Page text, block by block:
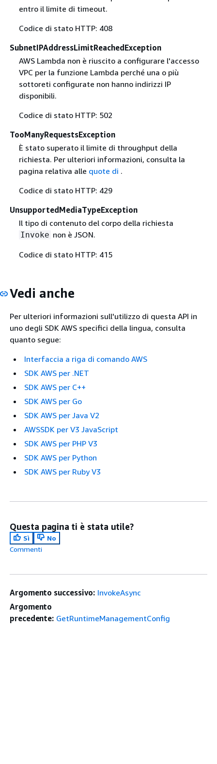
entro il limite di timeout.
Codice di stato HTTP: 408
SubnetIPAddressLimitReachedException
AWS Lambda non è riuscito a configurare l'accesso
VPC per la funzione Lambda perché una o più
sottoreti configurate non hanno indirizzi IP
disponibili.
Codice di stato HTTP: 502
TooManyRequestsException
È stato superato il limite di throughput della
richiesta. Per ulteriori informazioni, consulta la
pagina relativa alle quote di .
Codice di stato HTTP: 429
UnsupportedMediaTypeException
Il tipo di contenuto del corpo della richiesta
Invoke non è JSON.
Codice di stato HTTP: 415
Vedi anche
Per ulteriori informazioni sull'utilizzo di questa API in
uno degli SDK AWS specifici della lingua, consulta
quanto segue:
Interfaccia a riga di comando AWS
SDK AWS per .NET
SDK AWS per C++
SDK AWS per Go
SDK AWS per Java V2
AWSSDK per V3 JavaScript
SDK AWS per PHP V3
SDK AWS per Python
SDK AWS per Ruby V3
Questa pagina ti è stata utile?
Sì
No
Commenti
Argomento successivo: InvokeAsync
Argomento
precedente: GetRuntimeManagementConfig